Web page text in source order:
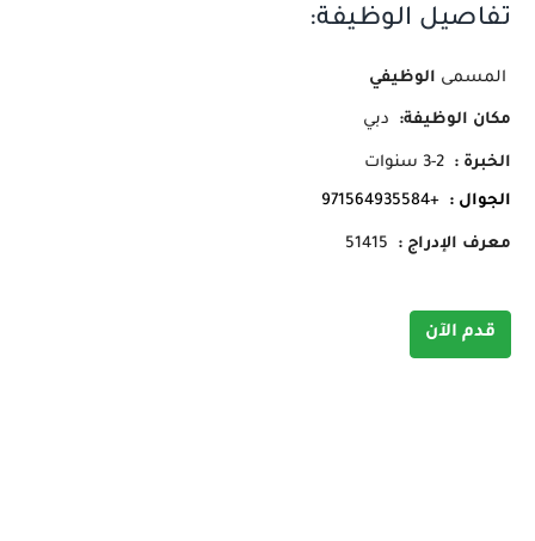
تفاصيل الوظيفة:
المسمى الوظيفي
مكان الوظيفة: دبي
الخبرة :
الجوال : +971564935584
معرف الإدراج :
قدم الآن